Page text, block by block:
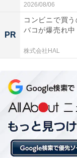
2026/08/06
PR
コンビニで買
バコが爆売れ中
株式会社HAL